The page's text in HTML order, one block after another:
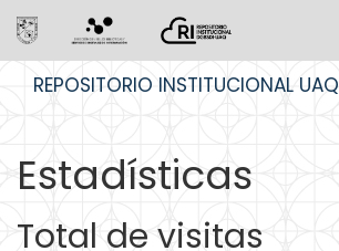
REPOSITORIO INSTITUCIONAL UAQ
Estadísticas
Total de visitas